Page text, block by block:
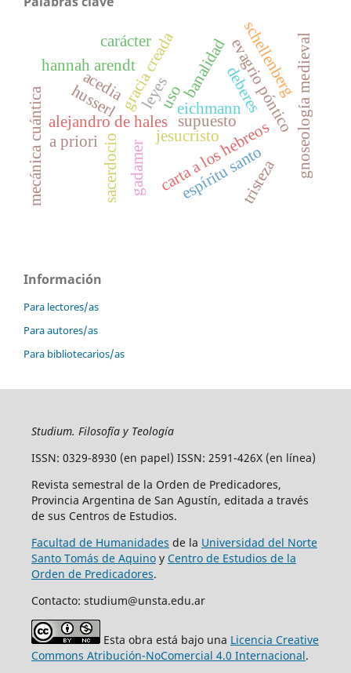
gadamer
alejandro de hales
gracia creada
uso
hannah arendt
eichmann
banalidad
jesucristo
sacerdocio carta a los hebreos
acedia evagrio póntico
espíritu santo
tristeza
schellenberg
a priori
carácter
deberes gnoseología medieval
mecánica cuántica leyes
husserl supuesto
Información
Para lectores/as
Para autores/as
Para bibliotecarios/as
Studium. Filosofía y Teología
ISSN: 0329-8930 (en papel) ISSN: 2591-426X (en línea)
Revista semestral de la Orden de Predicadores,
Provincia Argentina de San Agustín, editada a través
de sus Centros de Estudios.
Facultad de Humanidades de la Universidad del Norte
Santo Tomás de Aquinoy Centro de Estudios de la
Orden de Predicadores.
Contacto: studium@unsta.edu.ar
Esta obra está bajo una Licencia Creative
Commons Atribución-NoComercial 4.0 Internacional.